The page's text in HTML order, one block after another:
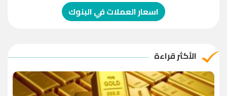
الدولار الإسترالي
-1.0000
الدينار الأردني
-1.0000
-1.0000
اسعار العملات في البنوك
الأكثر قراءة